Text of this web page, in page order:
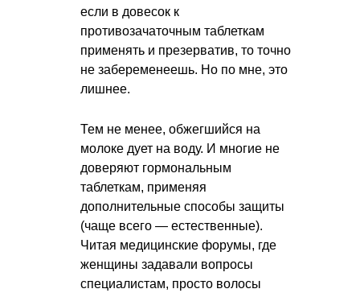
если в довесок к
противозачаточным таблеткам
применять и презерватив, то точно
не забеременеешь. Но по мне, это
лишнее.
Тем не менее, обжегшийся на
молоке дует на воду. И многие не
доверяют гормональным
таблеткам, применяя
дополнительные способы защиты
(чаще всего — естественные).
Читая медицинские форумы, где
женщины задавали вопросы
специалистам, просто волосы